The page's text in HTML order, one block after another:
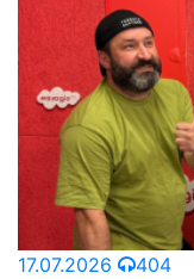
17.07.2026
404